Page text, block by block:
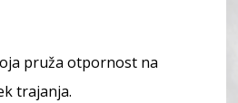
pruža otpornost na
trajanja.